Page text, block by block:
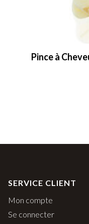
Pince à
SERVICE CLIENT
Mon compte
Se connecter